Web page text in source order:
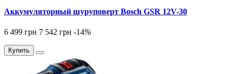
Аккумуляторный шуруповерт Bosch GSR 12V-30
6 499 грн 7 542 грн -14%
Купить